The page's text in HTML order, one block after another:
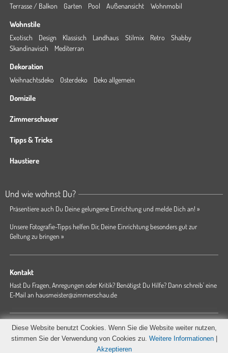
Terrasse / Balkon
Garten Pool Außenansicht Wohnmobil
Wohnstile
Exotisch Design Klassisch Landhaus Stilmix Retro
Shabby
Skandinavisch
Mediterran
Dekoration
Weihnachtsdeko Osterdeko Deko allgemein
Domizile
Zimmerschauer
Tipps & Tricks
Haustiere
Und wie wohnst Du?
Präsentiere auch Du Deine gelungene Einrichtung und melde Dich an! »
Unsere Fotografie-Tipps helfen Dir, Deine Einrichtung besonders gut zur
Geltung zu bringen »
Kontakt
Hast Du Fragen, Anregungen oder Kritik? Benötigst Du Hilfe? Dann schreib' eine
E-Mail an hausmeister@zimmerschau.de
Forum Magazin AGB Presse Datenschutz
Impressum
Hausordnung
Diese Website benutzt Cookies. Wenn Sie die Website weiter nutzen,
stimmen Sie der Verwendung von Cookies zu. Weitere Informationen
Akzeptieren